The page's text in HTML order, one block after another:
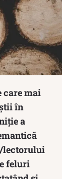
care mai
în
a
lectorului
feluri